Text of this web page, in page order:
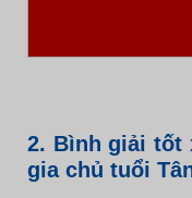
2. Bình giải tốt
gia chủ tuổi